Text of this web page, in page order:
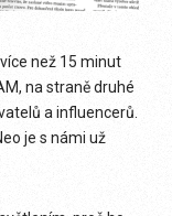
než 15 minut
na straně druhé
a influencerů.
je s námi už